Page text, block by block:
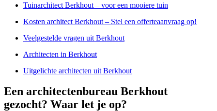
Tuinarchitect Berkhout – voor een mooiere tuin
Kosten architect Berkhout – Stel een offerteaanvraag op!
Veelgestelde vragen uit Berkhout
Architecten in Berkhout
Uitgelichte architecten uit Berkhout
Een architectenbureau Berkhout
gezocht? Waar let je op?